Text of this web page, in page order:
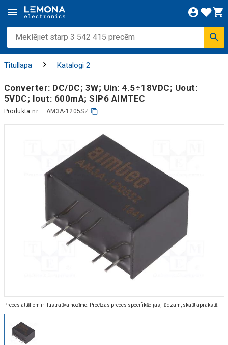
Titullapa Katalogi 2
Converter: DC/DC; 3W; Uin: 4.5÷18VDC; Uout:
5VDC; Iout: 600mA; SIP6 AIMTEC
Produkta nr.: AM3A-1205SZ
Preces attēliem ir ilustratīva nozīme. Precīzas preces specifikācijas, lūdzam, skatīt aprakstā.